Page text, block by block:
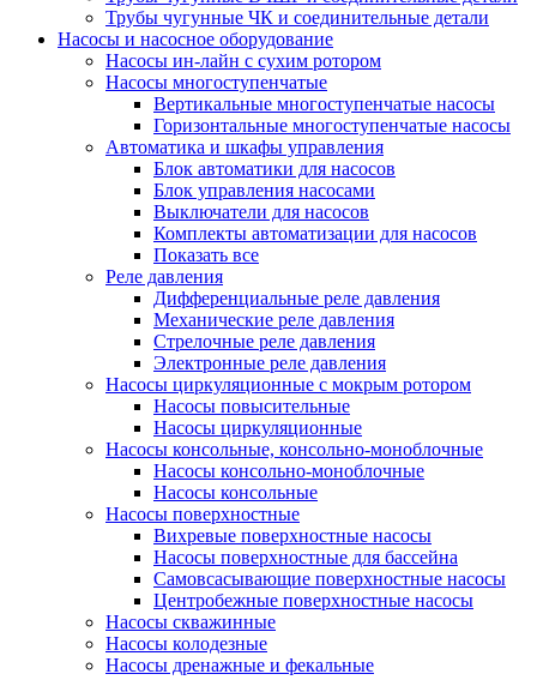
Трубы чугунные ЧК и соединительные детали
Насосы и насосное оборудование
Насосы ин-лайн с сухим ротором
Насосы многоступенчатые
Вертикальные многоступенчатые насосы
Горизонтальные многоступенчатые насосы
Автоматика и шкафы управления
Блок автоматики для насосов
Блок управления насосами
Выключатели для насосов
Комплекты автоматизации для насосов
Показать все
Реле давления
Дифференциальные реле давления
Механические реле давления
Стрелочные реле давления
Электронные реле давления
Насосы циркуляционные с мокрым ротором
Насосы повысительные
Насосы циркуляционные
Насосы консольные, консольно-моноблочные
Насосы консольно-моноблочные
Насосы консольные
Насосы поверхностные
Вихревые поверхностные насосы
Насосы поверхностные для бассейна
Самовсасывающие поверхностные насосы
Центробежные поверхностные насосы
Насосы скважинные
Насосы колодезные
Насосы дренажные и фекальные